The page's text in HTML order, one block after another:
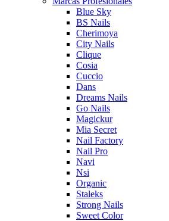
Blue Sky
BS Nails
Cherimoya
City Nails
Clique
Cosia
Cuccio
Dans
Dreams Nails
Go Nails
Magickur
Mia Secret
Nail Factory
Nail Pro
Navi
Nsi
Organic
Staleks
Strong Nails
Sweet Color